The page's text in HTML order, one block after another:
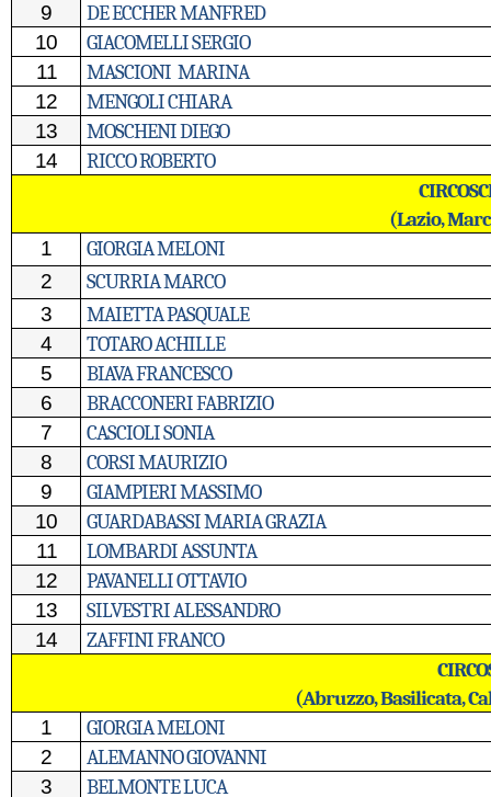
9 DE ECCHER MANFRED
10 GIACOMELLI SERGIO
11 MASCIONI MARINA
12 MENGOLI CHIARA
13 MOSCHENI DIEGO
14
RICCO ROBERTO
(Lazio,
1 GIORGIA MELONI
2 SCURRIA MARCO
3 MAIETTA PASQUALE
4 TOTARO ACHILLE
5 BIAVA FRANCESCO
6 BRACCONERI FABRIZIO
7 CASCIOLI SONIA
8 CORSI MAURIZIO
9 GIAMPIERI MASSIMO
10 GUARDABASSI MARIA GRAZIA
11 LOMBARDI ASSUNTA
12 PAVANELLI OTTAVIO
13 SILVESTRI ALESSANDRO
14
ZAFFINI FRANCO
(Abruzzo, Basilicata,
1 GIORGIA MELONI
2 ALEMANNO GIOVANNI
3 BELMONTE LUCA